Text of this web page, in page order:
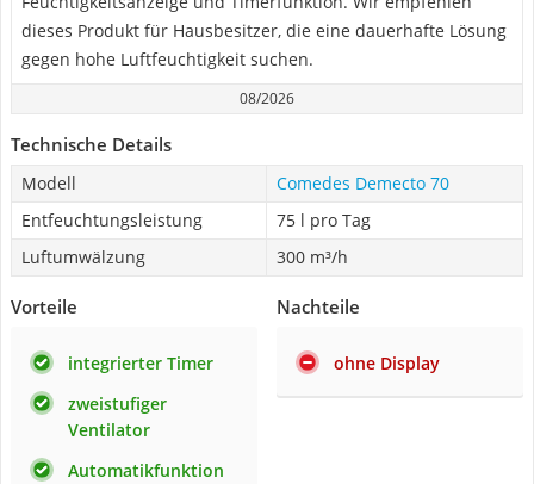
dieses Produkt für Hausbesitzer, die eine dauerhafte Lösung
gegen hohe Luftfeuchtigkeit suchen.
08/2026
Technische Details
Modell
Comedes Demecto 70
Entfeuchtungsleistung
75 l pro Tag
Luftumwälzung
300 m³/h
Vorteile
integrierter Timer
zweistufiger
Ventilator
Automatikfunktion
Nachteile
ohne Display